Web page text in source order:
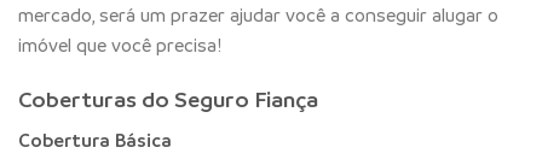
mercado, será um prazer ajudar você a conseguir alugar o
imóvel que você precisa!
Coberturas do Seguro Fiança
Cobertura Básica